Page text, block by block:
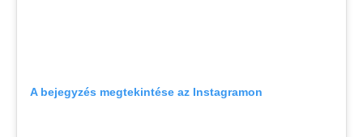
A bejegyzés megtekintése az Instagramon